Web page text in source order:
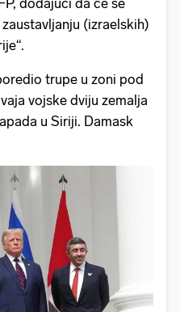
(izraelskih)
trupe u zoni pod
vojske dviju zemalja
u Siriji. Damask